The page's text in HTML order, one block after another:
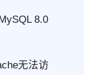
8.0
无法访